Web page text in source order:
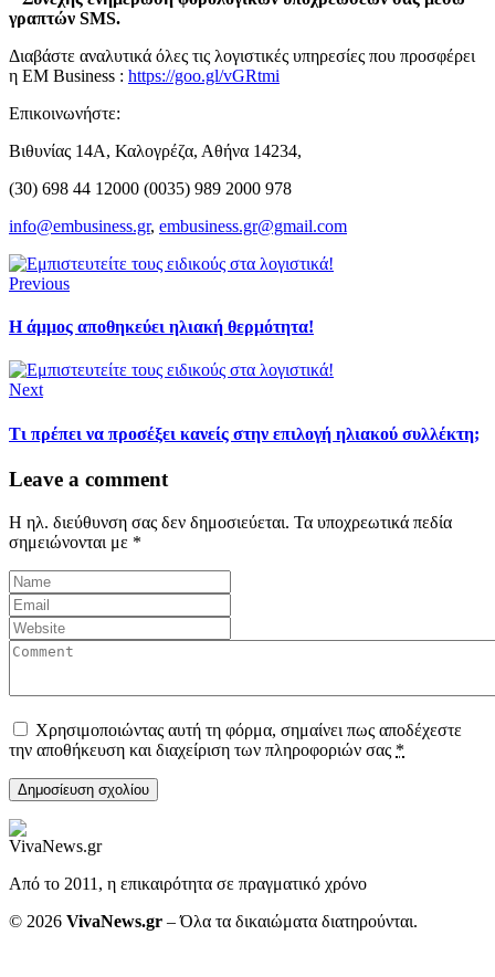
γραπτών SMS.
Διαβάστε αναλυτικά όλες τις λογιστικές υπηρεσίες που προσφέρει
η EM Business : https://goo.gl/vGRtmi
Επικοινωνήστε:
Βιθυνίας 14Α, Καλογρέζα, Αθήνα 14234,
(30) 698 44 12000 (0035) 989 2000 978
info@embusiness.gr, embusiness.gr@gmail.com
Previous
Η άμμος αποθηκεύει ηλιακή θερμότητα!
Next
Τι πρέπει να προσέξει κανείς στην επιλογή ηλιακού συλλέκτη;
Leave a comment
Η ηλ. διεύθυνση σας δεν δημοσιεύεται. Τα υποχρεωτικά πεδία
σημειώνονται με *
Χρησιμοποιώντας αυτή τη φόρμα, σημαίνει πως αποδέχεστε
την αποθήκευση και διαχείριση των πληροφοριών σας *
Από το 2011, η επικαιρότητα σε πραγματικό χρόνο
© 2026 VivaNews.gr – Όλα τα δικαιώματα διατηρούνται.